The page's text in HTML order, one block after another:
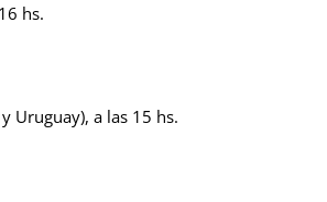
hs.
Uruguay), a las 15 hs.